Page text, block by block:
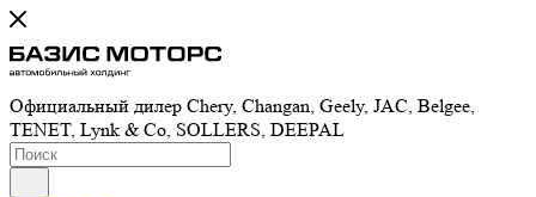
Официальный дилер Chery, Changan, Geely, JAC, Belgee,
TENET, Lynk & Co, SOLLERS, DEEPAL